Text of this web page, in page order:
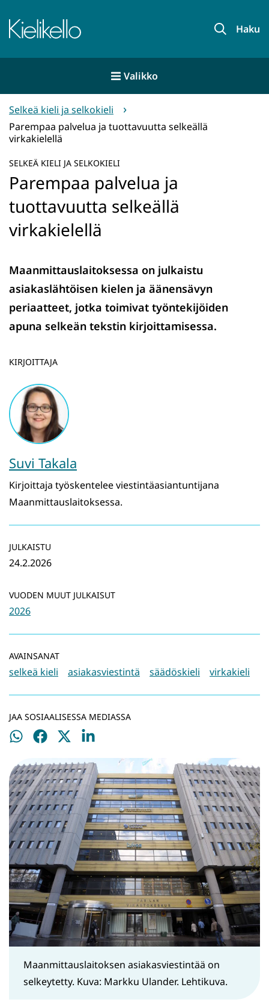
sisältöön
Etusivu Haku
Valikko
Selkeä kieli ja selkokieli
Parempaa palvelua ja tuottavuutta selkeällä
virkakielellä
SELKEÄ KIELI JA SELKOKIELI
Parempaa palvelua ja
tuottavuutta selkeällä
virkakielellä
Maanmittauslaitoksessa on julkaistu
asiakaslähtöisen kielen ja äänensävyn
periaatteet, jotka toimivat työntekijöiden
apuna selkeän tekstin kirjoittamisessa.
KIRJOITTAJA
Suvi Takala
Kirjoittaja työskentelee viestintäasiantuntijana
Maanmittauslaitoksessa.
JULKAISTU
24.2.2026
VUODEN MUUT JULKAISUT
2026
AVAINSANAT
selkeä kieli asiakasviestintä säädöskieli virkakieli
JAA SOSIAALISESSA MEDIASSA
Jaa
Jaa
Jaa
Jaa
Maanmittauslaitoksen asiakasviestintää on
selkeytetty. Kuva: Markku Ulander. Lehtikuva.